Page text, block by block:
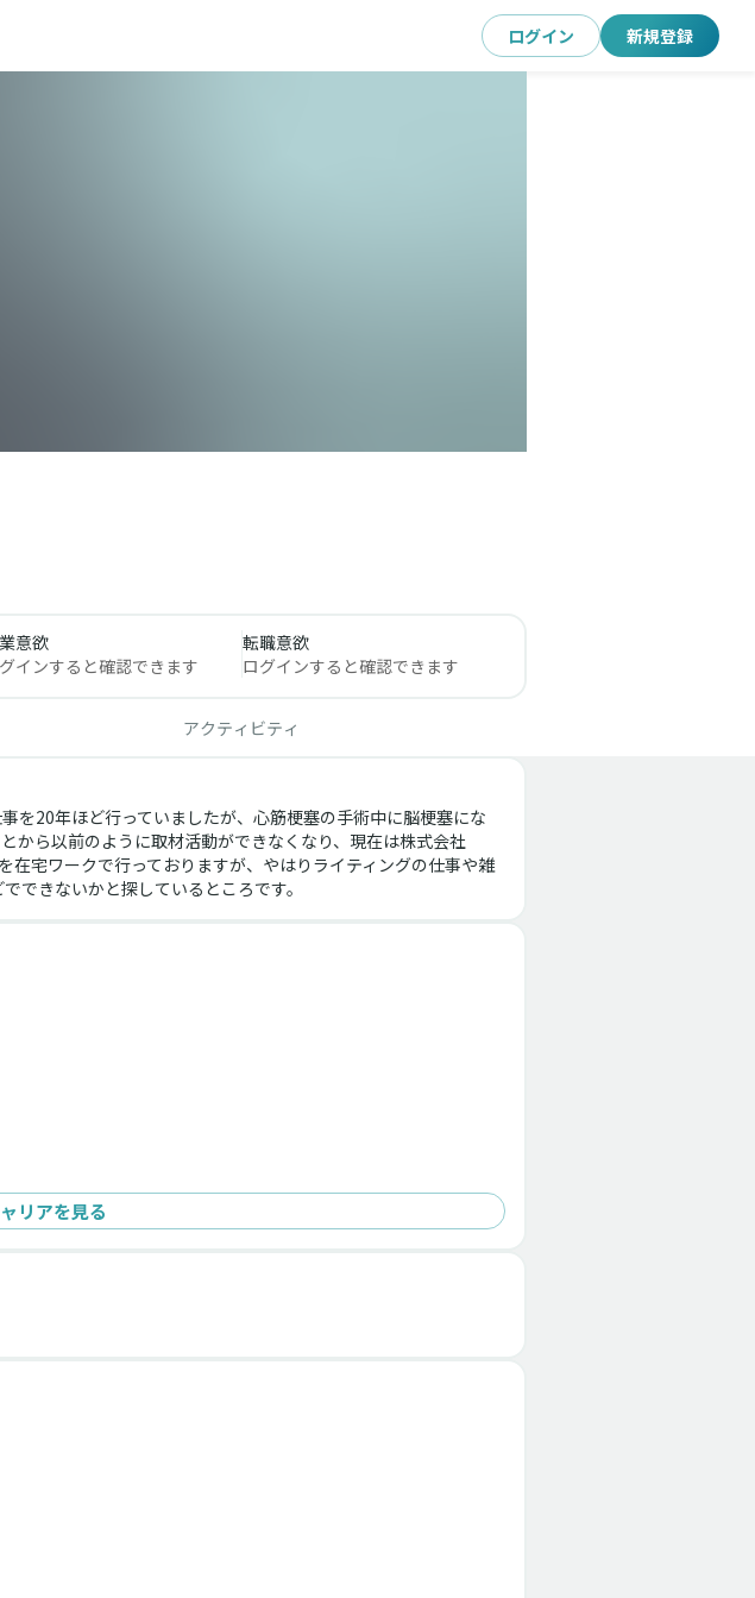
ログイン 新規登録
意欲
インすると確認できます
転職意欲
ログインすると確認できます
アクティビティ
を20年ほど行っていましたが、心筋梗塞の手術中に脳梗塞にな
から以前のように取材活動ができなくなり、現在は株式会社
宅ワークで行っておりますが、やはりライティングの仕事や雑
できないかと探しているところです。
リアを見る